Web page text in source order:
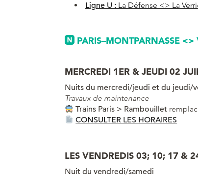
Ligne U : La Défense <> La
PARIS–MONTPARNASSE
MERCREDI 1ER & JEUDI 02
Nuits du mercredi/jeudi et du jeudi/
Travaux de maintenance
Trains Paris > Rambouillet
CONSULTER LES HORAIRES
LES VENDREDIS 03; 10; 17 &
Nuit du vendredi/samedi